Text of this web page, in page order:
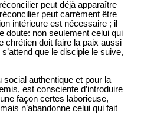
peut déjà apparaître
peut carrément être
intérieure est nécessaire ; il
doute: non seulement celui qui
chrétien doit faire la paix aussi
que le disciple le suive,
authentique et pour la
est consciente d’introduire
façon certes laborieuse,
n’abandonne celui qui fait